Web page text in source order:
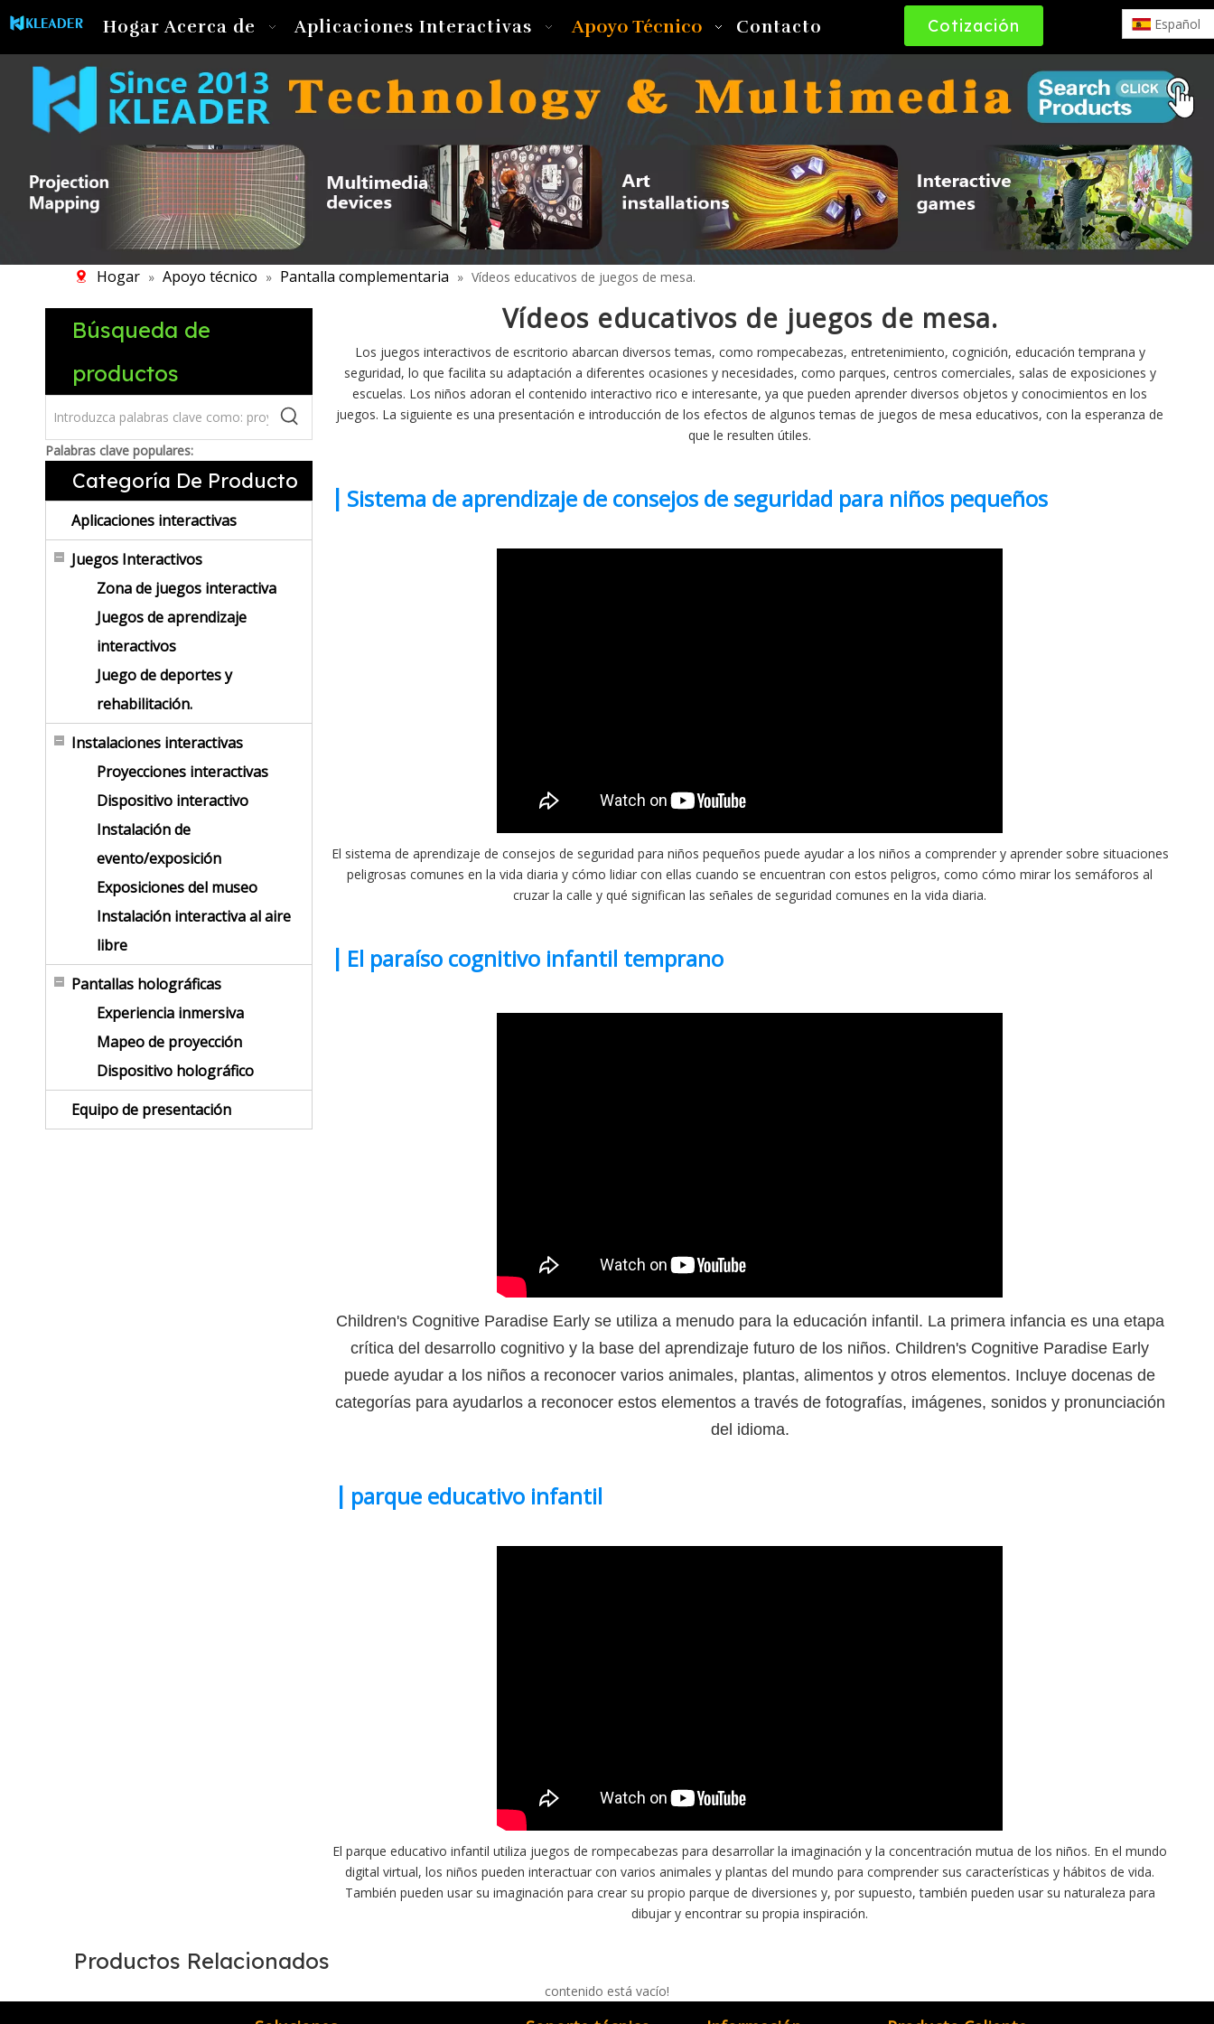
Hogar Acerca de Aplicaciones Interactivas Apoyo Técnico Contacto
Cotización
Español
Hogar » Apoyo técnico » Pantalla complementaria » Vídeos educativos de juegos de mesa.
Búsqueda de
productos
Palabras clave populares:
Categoría De Producto
Aplicaciones interactivas
Juegos Interactivos
Zona de juegos interactiva
Juegos de aprendizaje
interactivos
Juego de deportes y
rehabilitación.
Instalaciones interactivas
Proyecciones interactivas
Dispositivo interactivo
Instalación de
evento/exposición
Exposiciones del museo
Instalación interactiva al aire
libre
Pantallas holográficas
Experiencia inmersiva
Mapeo de proyección
Dispositivo holográfico
Equipo de presentación
Vídeos educativos de juegos de mesa.
Los juegos interactivos de escritorio abarcan diversos temas, como rompecabezas, entretenimiento, cognición, educación temprana y
seguridad, lo que facilita su adaptación a diferentes ocasiones y necesidades, como parques, centros comerciales, salas de exposiciones y
escuelas. Los niños adoran el contenido interactivo rico e interesante, ya que pueden aprender diversos objetos y conocimientos en los
juegos. La siguiente es una presentación e introducción de los efectos de algunos temas de juegos de mesa educativos, con la esperanza de
que le resulten útiles.
| Sistema de aprendizaje de consejos de seguridad para niños pequeños
El sistema de aprendizaje de consejos de seguridad para niños pequeños puede ayudar a los niños a comprender y aprender sobre situaciones
peligrosas comunes en la vida diaria y cómo lidiar con ellas cuando se encuentran con estos peligros, como cómo mirar los semáforos al
cruzar la calle y qué significan las señales de seguridad comunes en la vida diaria.
| El paraíso cognitivo infantil temprano
Children's Cognitive Paradise Early se utiliza a menudo para la educación infantil. La primera infancia es una etapa
crítica del desarrollo cognitivo y la base del aprendizaje futuro de los niños. Children's Cognitive Paradise Early
puede ayudar a los niños a reconocer varios animales, plantas, alimentos y otros elementos. Incluye docenas de
categorías para ayudarlos a reconocer estos elementos a través de fotografías, imágenes, sonidos y pronunciación
del idioma.
| parque educativo infantil
El parque educativo infantil utiliza juegos de rompecabezas para desarrollar la imaginación y la concentración mutua de los niños. En el mundo
digital virtual, los niños pueden interactuar con varios animales y plantas del mundo para comprender sus características y hábitos de vida.
También pueden usar su imaginación para crear su propio parque de diversiones y, por supuesto, también pueden usar su naturaleza para
dibujar y encontrar su propia inspiración.
Productos Relacionados
contenido está vacío!